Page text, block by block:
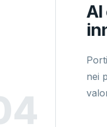
AI
nei